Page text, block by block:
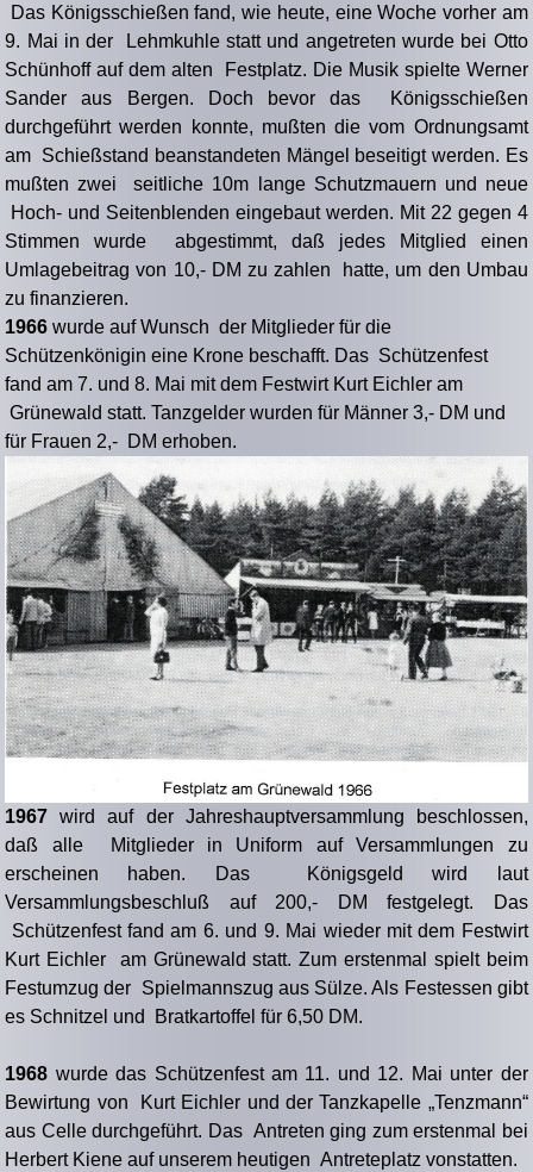
Das Königsschießen fand, wie heute, eine Woche vorher am
9. Mai in der Lehmkuhle statt und angetreten wurde bei Otto
Schünhoff auf dem alten Festplatz. Die Musik spielte Werner
Sander aus Bergen. Doch bevor das Königsschießen
durchgeführt werden konnte, mußten die vom Ordnungsamt
am Schießstand beanstandeten Mängel beseitigt werden. Es
mußten zwei seitliche 10m lange Schutzmauern und neue
Hoch- und Seitenblenden eingebaut werden. Mit 22 gegen 4
Stimmen wurde abgestimmt, daß jedes Mitglied einen
Umlagebeitrag von 10,- DM zu zahlen hatte, um den Umbau
zu finanzieren.
1966wurde auf Wunsch der Mitglieder für die
Schützenkönigin eine Krone beschafft. Das Schützenfest
fand am 7. und 8. Mai mit dem Festwirt Kurt Eichler am
Grünewald statt. Tanzgelder wurden für Männer 3,- DM und
für Frauen 2,- DM erhoben.
1967 wird auf der Jahreshauptversammlung beschlossen,
daß alle Mitglieder in Uniform auf Versammlungen zu
erscheinen haben. Das Königsgeld wird laut
Versammlungsbeschluß auf 200,- DM festgelegt. Das
Schützenfest fand am 6. und 9. Mai wieder mit dem Festwirt
Kurt Eichler am Grünewald statt. Zum erstenmal spielt beim
Festumzug der Spielmannszug aus Sülze. Als Festessen gibt
es Schnitzel und Bratkartoffel für 6,50 DM.
1968 wurde das Schützenfest am 11. und 12. Mai unter der
Bewirtung von Kurt Eichler und der Tanzkapelle „Tenzmann“
aus Celle durchgeführt. Das Antreten ging zum erstenmal bei
Herbert Kiene auf unserem heutigen Antreteplatz vonstatten.